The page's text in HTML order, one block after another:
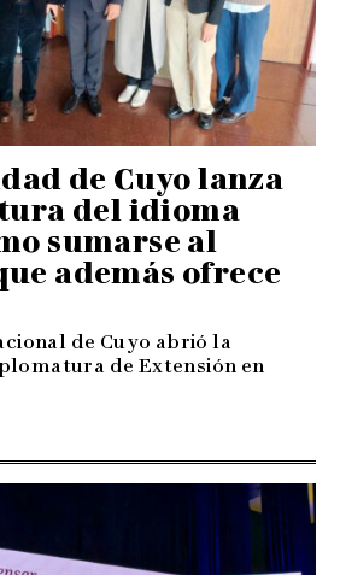
de Cuyo lanza
del idioma
sumarse al
además ofrece
de Cuyo abrió la
de Extensión en